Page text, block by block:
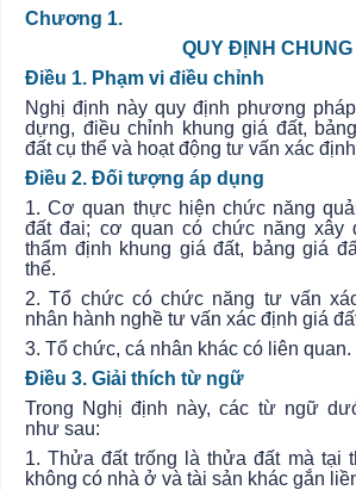
Chương 1.
QUY ĐỊNH CHUNG
Điều 1. Phạm vi điều chỉnh
Nghị định này quy định phương
dựng, điều chỉnh khung giá đất,
đất cụ thể và hoạt động tư vấn xác
Điều 2. Đối tượng áp dụng
1. Cơ quan thực hiện chức năng
đất đai; cơ quan có chức năng xây
thẩm định khung giá đất, bảng giá
thể.
2. Tổ chức có chức năng tư vấn
nhân hành nghề tư vấn xác định giá
3. Tổ chức, cá nhân khác có liên quan.
Điều 3. Giải thích từ ngữ
Trong Nghị định này, các từ ngữ
như sau:
1. Thửa đất trống là thửa đất mà tại
không có nhà ở và tài sản khác gắn